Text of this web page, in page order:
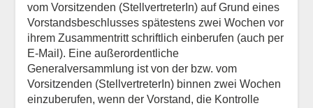
vom Vorsitzenden (StellvertreterIn) auf Grund eines
Vorstandsbeschlusses spätestens zwei Wochen vor
ihrem Zusammentritt schriftlich einberufen (auch per
E-Mail). Eine außerordentliche
Generalversammlung ist von der bzw. vom
Vorsitzenden (StellvertreterIn) binnen zwei Wochen
einzuberufen, wenn der Vorstand, die Kontrolle